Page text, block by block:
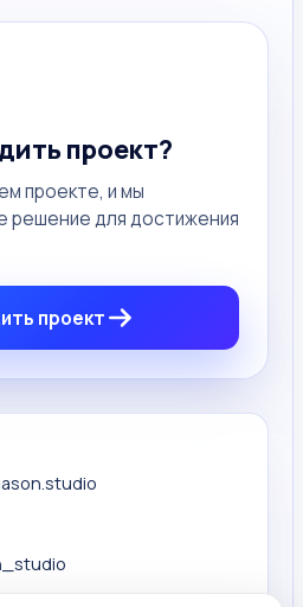
проект?
проекте, и мы
решение для достижения
проект